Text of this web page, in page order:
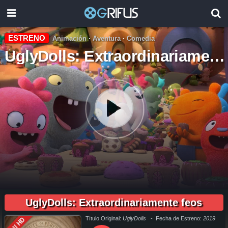
ESTRENO Animación·Aventura·Comedia
UglyDolls: Extraordinariamente feos
Extraordinariamente feos en español, pelicula completa UglyDolls: Extraordinariamente feos en español latino, pelicula completa UglyDolls: Extraordinariamente feos audio latino, pelicula
pelicula completa en español latino, como ver y descargar UglyDolls: Extraordinariamente feos pelicula completa en español, como ver y descargar UglyDolls: Extraordinariamente feos pelicula
completa en español latino, ver UglyDolls: Extraordinariamente feos pelicula completa en español, ver UglyDolls: Extraordinariamente feos pelicula completa en español latino, UglyDolls:
Extraordinariamente feos pelicula completa audio latino, UglyDolls: Extraordinariamente feos pelicula completa 2019, UglyDolls: Extraordinariamente feos pelicula completa en español,
UglyDolls: Extraordinariamente feos pelicula completa en español latino, trailer UglyDolls: Extraordinariamente feos, UglyDolls: Extraordinariamente feos trailer, ver trailer UglyDolls:
Extraordinariamente feos español, trailer en español UglyDolls: Extraordinariamente feos, UglyDolls: Extraordinariamente feos trailer español latino, UglyDolls: Extraordinariamente feos
Extraordinariamente feos pelicula completa torrent, descargar UglyDolls: Extraordinariamente feos pelicula completa utorrent, descargar UglyDolls: Extraordinariamente feos pelicula completa
mega, descargar UglyDolls: Extraordinariamente feos pelicula completa gratis, UglyDolls: Extraordinariamente feos descargar pelicula completa gratis, UglyDolls: Extraordinariamente feos
descargar pelicula completa hd, descargar pelicula UglyDolls: Extraordinariamente feos gratis, descargar pelicula UglyDolls: Extraordinariamente feos completa, en Español, en Español Latino,
en Latino, ver UglyDolls: Extraordinariamente feos Online, ver gratis UglyDolls: Extraordinariamente feos online, ver pelicula UglyDolls: Extraordinariamente feos online, ver UglyDolls:
Extraordinariamente feos online megavideo, ver pelicula UglyDolls: Extraordinariamente feos online gratis, ver online UglyDolls: Extraordinariamente feos, UglyDolls: Extraordinariamente feos
UglyDolls: Extraordinariamente feos
Título Original:UglyDolls - Fecha de Estreno:2019